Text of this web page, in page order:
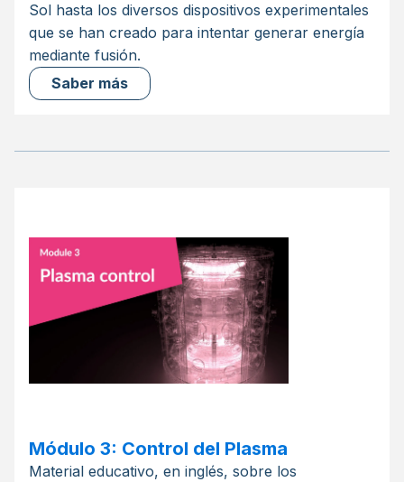
Sol hasta los diversos dispositivos experimentales
que se han creado para intentar generar energía
mediante fusión.
Saber más
Módulo 3: Control del Plasma
Material educativo, en inglés, sobre los